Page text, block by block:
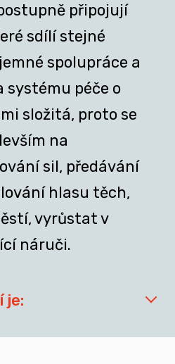
připojují
sdílí stejné
spolupráce a
systému péče o
složitá, proto se
na
sil, předávání
hlasu těch,
vyrůstat v
náruči.
je: